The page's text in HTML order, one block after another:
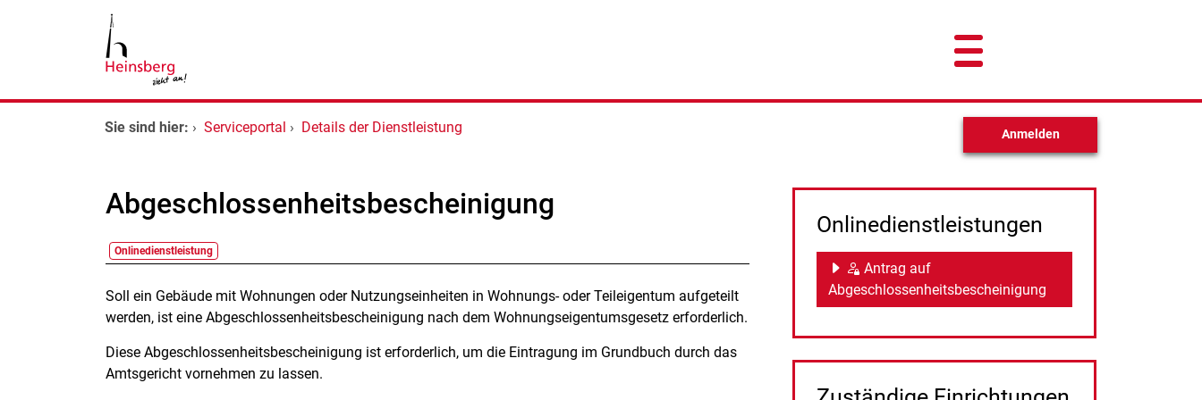
Zum Hauptinhalt springen
Startseite
Kontakt
Sie sind hier: › Serviceportal › Details der Dienstleistung Anmelden
Abgeschlossenheitsbescheinigung
Onlinedienstleistung
Beschreibung
Soll ein Gebäude mit Wohnungen oder Nutzungseinheiten in Wohnungs- oder Teileigentum aufgeteilt
werden, ist eine Abgeschlossenheitsbescheinigung nach dem Wohnungseigentumsgesetz erforderlich.
Diese Abgeschlossenheitsbescheinigung ist erforderlich, um die Eintragung im Grundbuch durch das
Amtsgericht vornehmen zu lassen.
Onlinedienstleistungen
Antrag auf
Abgeschlossenheitsbescheinigung